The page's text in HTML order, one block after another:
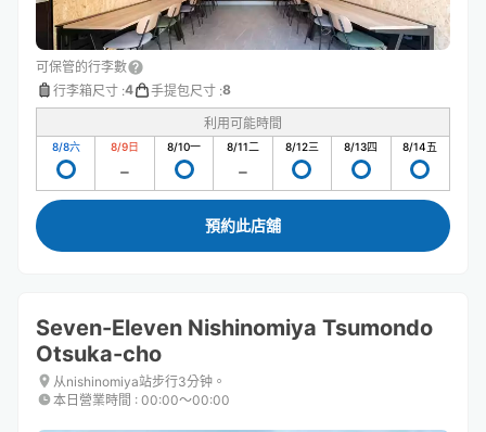
可保管的行李數
行李箱尺寸 :4 手提包尺寸 :8
利用可能時間
8/8六 8/9日 8/10一 8/11二 8/12三 8/13四 8/14五
預約此店舖
Seven-Eleven Nishinomiya Tsumondo
Otsuka-cho
从nishinomiya站步行3分钟。
本日營業時間 : 00:00〜00:00